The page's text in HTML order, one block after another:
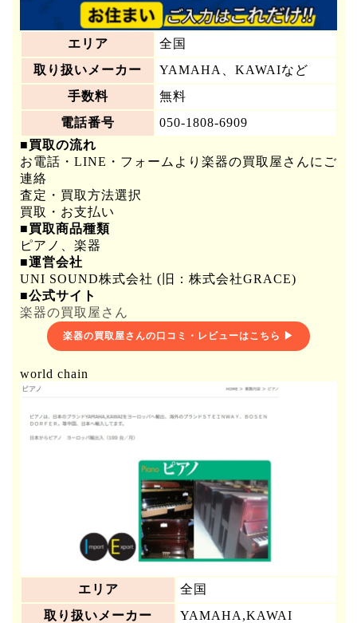
エリア
全国
取り扱いメーカー
YAMAHA、KAWAIなど
手数料
無料
電話番号
050-1808-6909
■買取の流れ
お電話・LINE・フォームより楽器の買取屋さんにご
連絡
査定・買取方法選択
買取・お支払い
■買取商品種類
ピアノ、楽器
■運営会社
UNI SOUND株式会社 (旧：株式会社GRACE)
■公式サイト
楽器の買取屋さん
楽器の買取屋さんの口コミ・レビューはこちら ▶
world chain
エリア
全国
取り扱いメーカー
YAMAHA,KAWAI